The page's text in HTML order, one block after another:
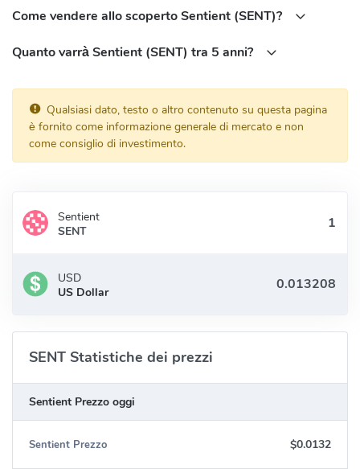
Come vendere allo scoperto Sentient (SENT)?
Quanto varrà Sentient (SENT) tra 5 anni?
Qualsiasi dato, testo o altro contenuto su questa pagina
è fornito come informazione generale di mercato e non
come consiglio di investimento.
Sentient
SENT
USD
US Dollar
SENT Statistiche dei prezzi
Sentient Prezzo oggi
Sentient Prezzo $0.0132